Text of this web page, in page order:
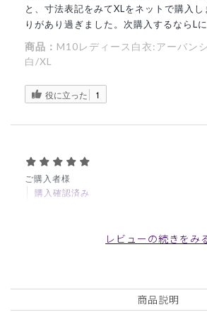
と、寸法表記をみてXLをネットで購入し
りがあり過ぎました。次購入するならLに
商品： M10レディース白衣:アーバン
白/XL
役に立った 1
ご購入者様
購入確認済み
シワがよりにくく、スタイルもそれなり
白/L
レビューの続きをみ
商品説明